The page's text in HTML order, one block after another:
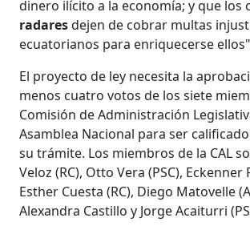
dinero ilícito a la economía; y que los
radaresdejen de cobrar multas
ecuatorianos para enriquecerse
El proyecto de ley necesita la
menos cuatro votos de los siete
Comisión de Administración
Asamblea Nacional para ser
su trámite. Los miembros de la CAL
Veloz (RC), Otto Vera (PSC), Eckenner
Esther Cuesta (RC), Diego Matovelle
Alexandra Castillo y Jorge Acaiturri